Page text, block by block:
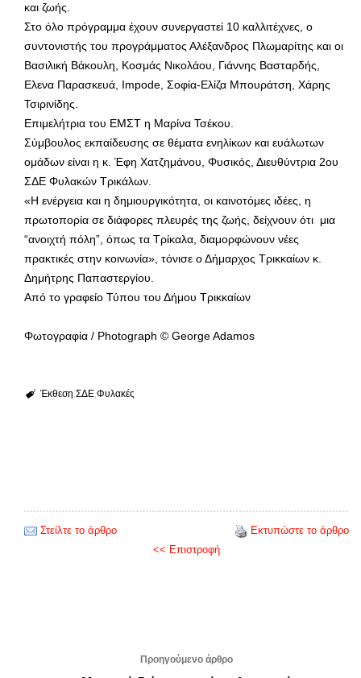
και ζωής.
Στο όλο πρόγραμμα έχουν συνεργαστεί 10 καλλιτέχνες, ο
συντονιστής του προγράμματος Αλέξανδρος Πλωμαρίτης και οι
Βασιλική Βάκουλη, Κοσμάς Νικολάου, Γιάννης Βασταρδής,
Ελενα Παρασκευά, Impode, Σοφία-Ελίζα Μπουράτση, Χάρης
Τσιρινίδης.
Επιμελήτρια του ΕΜΣΤ η Μαρίνα Τσέκου.
Σύμβουλος εκπαίδευσης σε θέματα ενηλίκων και ευάλωτων
ομάδων είναι η κ. Έφη Χατζημάνου, Φυσικός, Διευθύντρια 2ου
ΣΔΕ Φυλακών Τρικάλων.
«Η ενέργεια και η δημιουργικότητα, οι καινοτόμες ιδέες, η
πρωτοπορία σε διάφορες πλευρές της ζωής, δείχνουν ότι μια
“ανοιχτή πόλη”, όπως τα Τρίκαλα, διαμορφώνουν νέες
πρακτικές στην κοινωνία», τόνισε ο Δήμαρχος Τρικκαίων κ.
Δημήτρης Παπαστεργίου.
Από το γραφείο Τύπου του Δήμου Τρικκαίων
Φωτογραφία / Photograph © George Adamos
Έκθεση ΣΔΕ Φυλακές
Στείλτε το άρθρο
Εκτυπώστε το άρθρο
<< Επιστροφή
Προηγούμενο άρθρο